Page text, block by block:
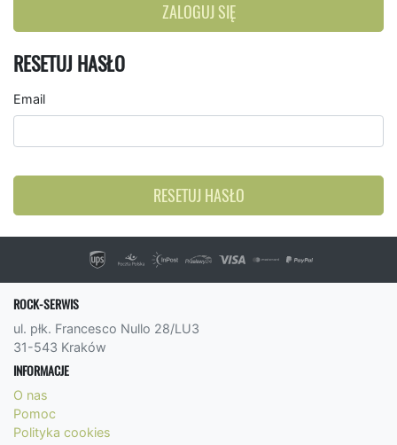
ZALOGUJ SIĘ
RESETUJ HASŁO
Email
RESETUJ HASŁO
ROCK-SERWIS
ul. płk. Francesco Nullo 28/LU3
31-543 Kraków
INFORMACJE
O nas
Pomoc
Polityka cookies